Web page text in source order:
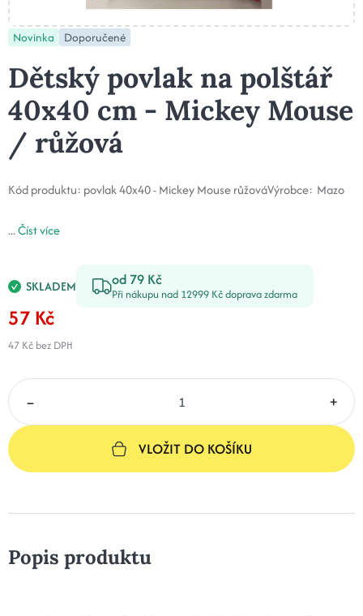
Novinka Doporučené
Dětský povlak na polštář
40x40 cm - Mickey Mouse
/ růžová
Kód produktu: povlak 40x40 - Mickey Mouse růžováVýrobce: Mazo
...Číst více
SKLADEM od 79 Kč
Při nákupu nad 12999 Kč doprava zdarma
57 Kč
47 Kč bez DPH
– +
VLOŽIT DO KOŠÍKU
Popis produktu